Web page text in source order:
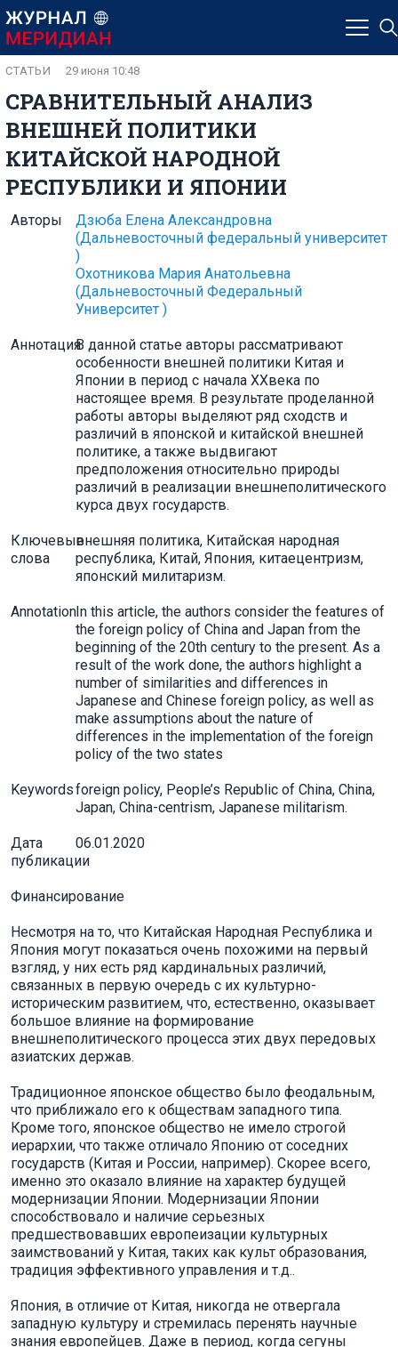
СРАВНИТЕЛЬНЫЙ АНАЛИЗ
ВНЕШНЕЙ ПОЛИТИКИ
КИТАЙСКОЙ НАРОДНОЙ
РЕСПУБЛИКИ И ЯПОНИИ
СТАТЬИ 29 июня 10:48
Авторы
Дзюба Елена Александровна
(Дальневосточный федеральный университет
)
Охотникова Мария Анатольевна
(Дальневосточный Федеральный
Университет )
АннотацияВ данной статье авторы рассматривают
особенности внешней политики Китая и
Японии в период с начала XXвека по
настоящее время. В результате проделанной
работы авторы выделяют ряд сходств и
различий в японской и китайской внешней
политике, а также выдвигают
предположения относительно природы
различий в реализации внешнеполитического
курса двух государств.
Ключевые
слова
внешняя политика, Китайская народная
республика, Китай, Япония, китаецентризм,
японский милитаризм.
AnnotationIn this article, the authors consider the features of
the foreign policy of China and Japan from the
beginning of the 20th century to the present. As a
result of the work done, the authors highlight a
number of similarities and differences in
Japanese and Chinese foreign policy, as well as
make assumptions about the nature of
differences in the implementation of the foreign
policy of the two states
Keywordsforeign policy, People’s Republic of China, China,
Japan, China-centrism, Japanese militarism.
Дата
публикации
06.01.2020
Финансирование
Несмотря на то, что Китайская Народная Республика и
Япония могут показаться очень похожими на первый
взгляд, у них есть ряд кардинальных различий,
связанных в первую очередь с их культурно-
историческим развитием, что, естественно, оказывает
большое влияние на формирование
внешнеполитического процесса этих двух передовых
азиатских держав.
Традиционное японское общество было феодальным,
что приближало его к обществам западного типа.
Кроме того, японское общество не имело строгой
иерархии, что также отличало Японию от соседних
государств (Китая и России, например). Скорее всего,
именно это оказало влияние на характер будущей
модернизации Японии. Модернизации Японии
способствовало и наличие серьезных
предшествовавших европеизации культурных
заимствований у Китая, таких как культ образования,
традиция эффективного управления и т.д..
Япония, в отличие от Китая, никогда не отвергала
западную культуру и стремилась перенять научные
знания европейцев. Даже в период, когда сегуны